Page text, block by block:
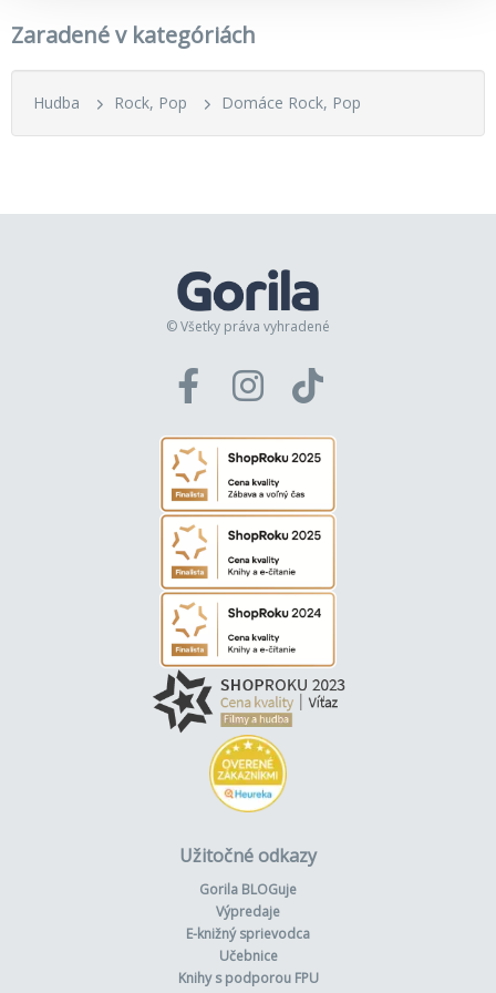
Zaradené v kategóriách
Hudba Rock, Pop Domáce Rock, Pop
© Všetky práva vyhradené
Užitočné odkazy
Gorila BLOGuje
Výpredaje
E-knižný sprievodca
Učebnice
Knihy s podporou FPU